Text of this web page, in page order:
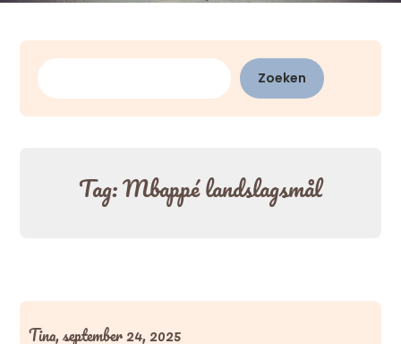
Zoeken
Zoeken
Tag:Mbappé landslagsmål
Tina,september 24, 2025